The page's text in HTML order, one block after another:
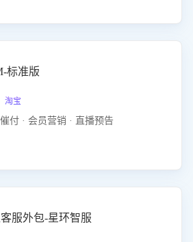
标准版
宝
付 · 会员营销 · 直播预告
服外包-星环智服